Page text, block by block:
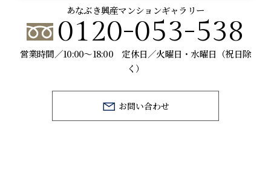
あなぶき興産マンションギャラリー
0120-053-538
営業時間／10:00～18:00 定休日／火曜日・水曜日（祝日除
く）
お問い合わせ